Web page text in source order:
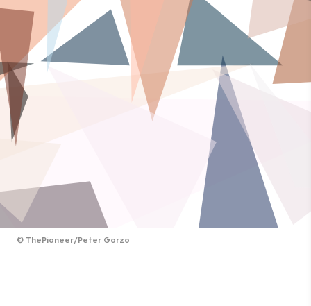
© ThePioneer/Peter Gorzo